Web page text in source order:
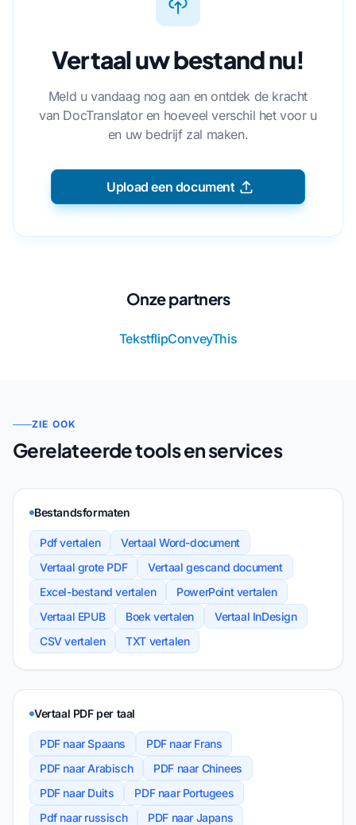
Vertaal uw bestand nu!
Meld u vandaag nog aan en ontdek de kracht
van DocTranslator en hoeveel verschil het voor u
en uw bedrijf zal maken.
Upload een document
Onze partners
TekstflipConveyThis
ZIE OOK
Gerelateerde tools en services
Bestandsformaten
Pdf vertalen
Vertaal Word-document
Vertaal grote PDF
Vertaal gescand document
Excel-bestand vertalen
PowerPoint vertalen
Vertaal EPUB
Boek vertalen
Vertaal InDesign
CSV vertalen
TXT vertalen
Vertaal PDF per taal
PDF naar Spaans
PDF naar Frans
PDF naar Arabisch
PDF naar Chinees
PDF naar Duits
PDF naar Portugees
Pdf naar russisch
PDF naar Japans